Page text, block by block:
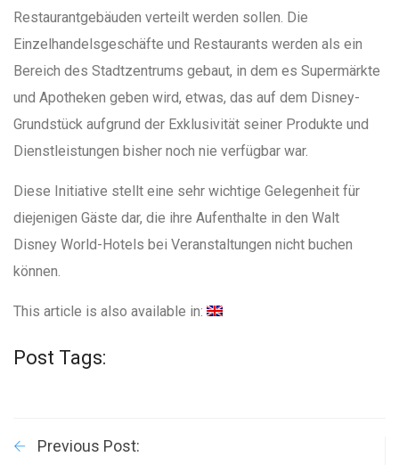
Restaurantgebäuden verteilt werden sollen. Die
Einzelhandelsgeschäfte und Restaurants werden als ein
Bereich des Stadtzentrums gebaut, in dem es Supermärkte
und Apotheken geben wird, etwas, das auf dem Disney-
Grundstück aufgrund der Exklusivität seiner Produkte und
Dienstleistungen bisher noch nie verfügbar war.
Diese Initiative stellt eine sehr wichtige Gelegenheit für
diejenigen Gäste dar, die ihre Aufenthalte in den Walt
Disney World-Hotels bei Veranstaltungen nicht buchen
können.
This article is also available in:
Post Tags:
Previous Post: